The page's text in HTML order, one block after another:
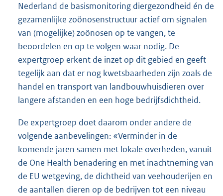
Nederland de basismonitoring diergezondheid én de
gezamenlijke zoönosenstructuur actief om signalen
van (mogelijke) zoönosen op te vangen, te
beoordelen en op te volgen waar nodig. De
expertgroep erkent de inzet op dit gebied en geeft
tegelijk aan dat er nog kwetsbaarheden zijn zoals de
handel en transport van landbouwhuisdieren over
langere afstanden en een hoge bedrijfsdichtheid.
De expertgroep doet daarom onder andere de
volgende aanbevelingen: «Verminder in de
komende jaren samen met lokale overheden, vanuit
de One Health benadering en met inachtneming van
de EU wetgeving, de dichtheid van veehouderijen en
de aantallen dieren op de bedrijven tot een niveau